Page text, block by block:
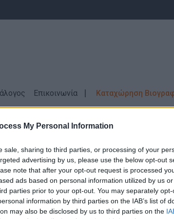
My Personal Information
sale, sharing to third parties, or processing of your
advertising by us, please use the below opt-out
note that after your opt-out request is processed
ads based on personal information utilized by us
parties prior to your opt-out. You may separately
information by third parties on the IAB’s list of
may also be disclosed by us to third parties on the
Επικοινωνία Καταχώρηση
Καταστημάτων
αποτελέσματα για την αναζήτηση σας!